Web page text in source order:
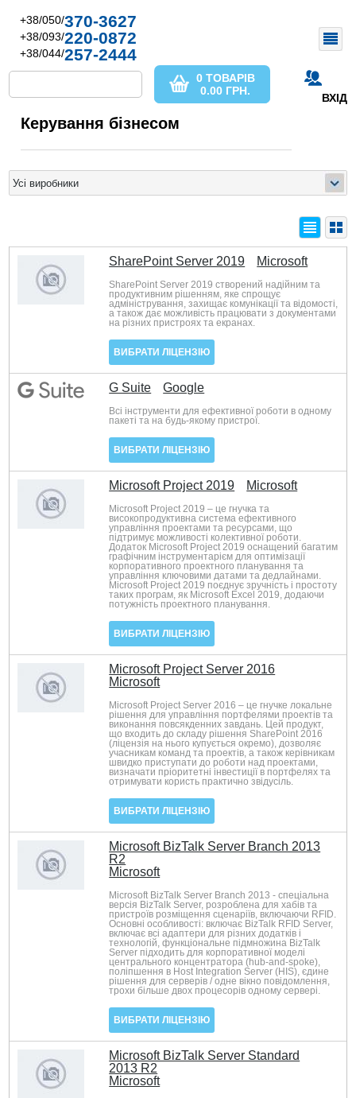
+38/050/370-3627
+38/093/220-0872
+38/044/257-2444
ВХІД
0 ТОВАРІВ
0.00 ГРН.
Керування бізнесом
SharePoint Server 2019 Microsoft
SharePoint Server 2019 створений надійним та
продуктивним рішенням, яке спрощує
адміністрування, захищає комунікації та відомості,
а також дає можливість працювати з документами
на різних пристроях та екранах.
ВИБРАТИ ЛІЦЕНЗІЮ
G Suite Google
Всі інструменти для ефективної роботи в одному
пакеті та на будь-якому пристрої.
ВИБРАТИ ЛІЦЕНЗІЮ
Microsoft Project 2019 Microsoft
Microsoft Project 2019 – це гнучка та
високопродуктивна система ефективного
управління проектами та ресурсами, що
підтримує можливості колективної роботи.
Додаток Microsoft Project 2019 оснащений багатим
графічним інструментарієм для оптимізації
корпоративного проектного планування та
управління ключовими датами та дедлайнами.
Microsoft Project 2019 поєднує зручність і простоту
таких програм, як Microsoft Excel 2019, додаючи
потужність проектного планування.
ВИБРАТИ ЛІЦЕНЗІЮ
Microsoft Project Server 2016
Microsoft
Microsoft Project Server 2016 – це гнучке локальне
рішення для управління портфелями проектів та
виконання повсякденних завдань. Цей продукт,
що входить до складу рішення SharePoint 2016
(ліцензія на нього купується окремо), дозволяє
учасникам команд та проектів, а також керівникам
швидко приступати до роботи над проектами,
визначати пріоритетні інвестиції в портфелях та
отримувати користь практично звідусіль.
ВИБРАТИ ЛІЦЕНЗІЮ
Microsoft BizTalk Server Branch 2013
R2
Microsoft
Microsoft BizTalk Server Branch 2013 - спеціальна
версія BizTalk Server, розроблена для хабів та
пристроїв розміщення сценаріїв, включаючи RFID.
Основні особливості: включає BizTalk RFID Server,
включає всі адаптери для різних додатків і
технологій, функціональне підмножина BizTalk
Server підходить для корпоративної моделі
центрального концентратора (hub-and-spoke),
поліпшення в Host Integration Server (HIS), єдине
рішення для серверів / одне вікно повідомлення,
трохи більше двох процесорів одному сервері.
ВИБРАТИ ЛІЦЕНЗІЮ
Microsoft BizTalk Server Standard
2013 R2
Microsoft